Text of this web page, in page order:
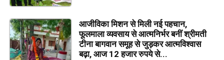
आजीविका मिशन से मिली नई पहचान,
फूलमाला व्यवसाय से आत्मनिर्भर बनीं श्रीमती
टीना बागवान समूह से जुड़कर आत्मविश्वास
बढ़ा, आज 12 हजार रुपये से...